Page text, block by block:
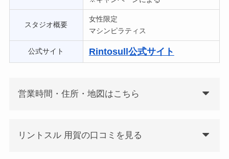
スタジオ概要
女性限定
マシンピラティス
公式サイト Rintosull公式サイト
営業時間・住所・地図はこちら
リントスル 用賀の口コミを見る